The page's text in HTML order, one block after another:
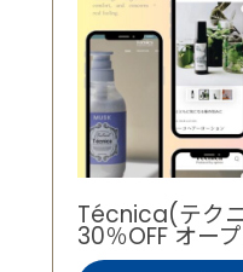
Técnica(テク
30％OFF オー